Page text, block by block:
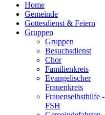
Home
Gemeinde
Gottesdienst & Feiern
Gruppen
Gruppen
Besuchsdienst
Chor
Familienkreis
Evangelischer
Frauenkreis
Frauenselbsthilfe -
FSH